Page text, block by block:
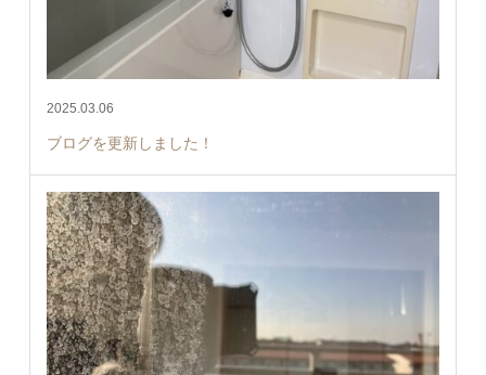
2025.03.06
ブログを更新しました！